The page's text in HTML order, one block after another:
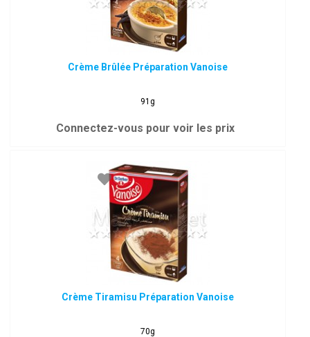
Crème Brûlée Préparation Vanoise
91g
Connectez-vous pour voir les prix
Crème Tiramisu Préparation Vanoise
70g